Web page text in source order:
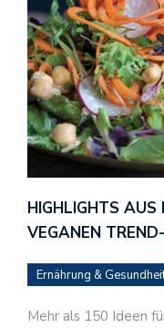
HIGHLIGHTS AUS
VEGANEN
Ernährung &
Mehr als 150 Ideen